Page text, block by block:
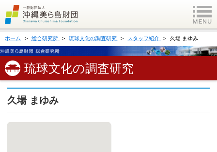
ホーム 総合研究所 琉球文化の調査研究 スタッフ紹介 久場 まゆみ
琉球文化の調査研究
久場 まゆみ